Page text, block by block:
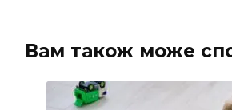
Вам також може